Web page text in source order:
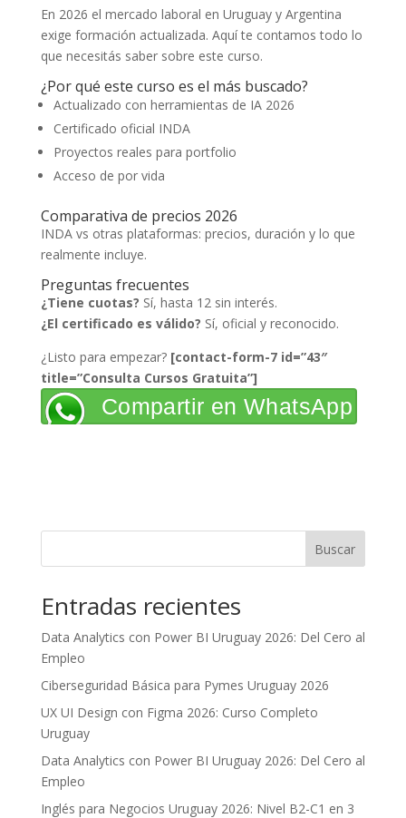
En 2026 el mercado laboral en Uruguay y Argentina
exige formación actualizada. Aquí te contamos todo lo
que necesitás saber sobre este curso.
¿Por qué este curso es el más buscado?
Actualizado con herramientas de IA 2026
Certificado oficial INDA
Proyectos reales para portfolio
Acceso de por vida
Comparativa de precios 2026
INDA vs otras plataformas: precios, duración y lo que
realmente incluye.
Preguntas frecuentes
¿Tiene cuotas? Sí, hasta 12 sin interés.
¿El certificado es válido? Sí, oficial y reconocido.
¿Listo para empezar? [contact-form-7 id=”43″
title=”Consulta Cursos Gratuita”]
Compartir en WhatsApp
Buscar
Entradas recientes
Data Analytics con Power BI Uruguay 2026: Del Cero al
Empleo
Ciberseguridad Básica para Pymes Uruguay 2026
UX UI Design con Figma 2026: Curso Completo
Uruguay
Data Analytics con Power BI Uruguay 2026: Del Cero al
Empleo
Inglés para Negocios Uruguay 2026: Nivel B2-C1 en 3